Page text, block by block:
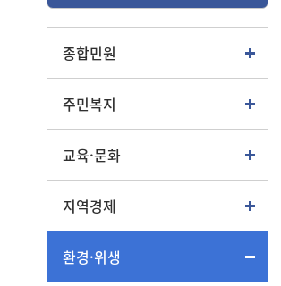
종합민원
주민복지
교육·문화
지역경제
환경·위생